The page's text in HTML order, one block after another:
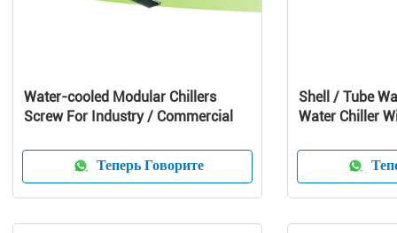
Water-cooled Modular Chillers
Screw For Industry / Commercial
Теперь Говорите
Shell / Tube
Water Chiller